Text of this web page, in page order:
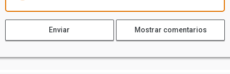
Enviar Mostrar comentarios